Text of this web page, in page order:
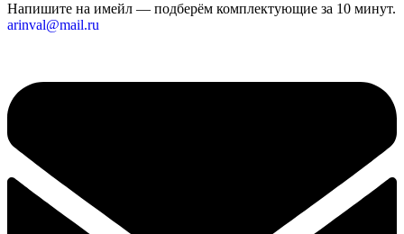
Напишите на имейл — подберём комплектующие за 10 минут.
arinval@mail.ru